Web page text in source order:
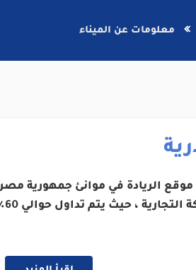
معلومات عن الميناء
موقع الريادة في موانئ جمهورية مصر
العربية فيما يتعلق